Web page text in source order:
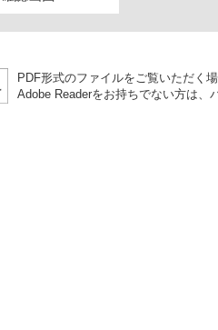
PDF形式のファイルをご覧いただく
Adobe Readerをお持ちでない方は、